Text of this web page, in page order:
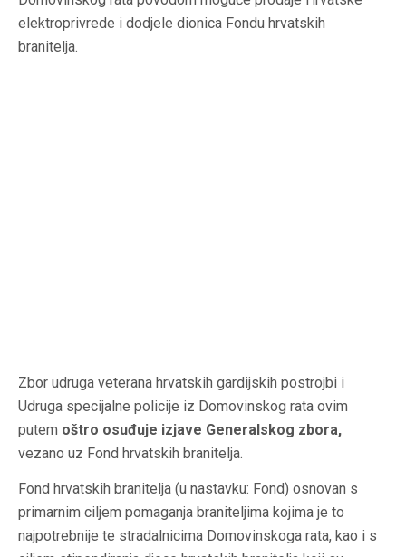
elektroprivrede i dodjele dionica Fondu hrvatskih
branitelja.
Zbor udruga veterana hrvatskih gardijskih postrojbi i
Udruga specijalne policije iz Domovinskog rata ovim
putem oštro osuđuje izjave Generalskog zbora,
vezano uz Fond hrvatskih branitelja.
Fond hrvatskih branitelja (u nastavku: Fond) osnovan s
primarnim ciljem pomaganja braniteljima kojima je to
najpotrebnije te stradalnicima Domovinskoga rata, kao i s